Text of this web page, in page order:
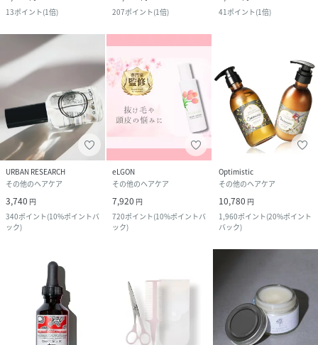
13ポイント(1倍)
207ポイント(1倍)
41ポイント(1倍)
URBAN RESEARCH
その他のヘアケア
3,740 円
340ポイント(10%ポイントバ
ック)
eLGON
その他のヘアケア
7,920 円
720ポイント(10%ポイントバ
ック)
Optimistic
その他のヘアケア
10,780 円
1,960ポイント(20%ポイント
バック)